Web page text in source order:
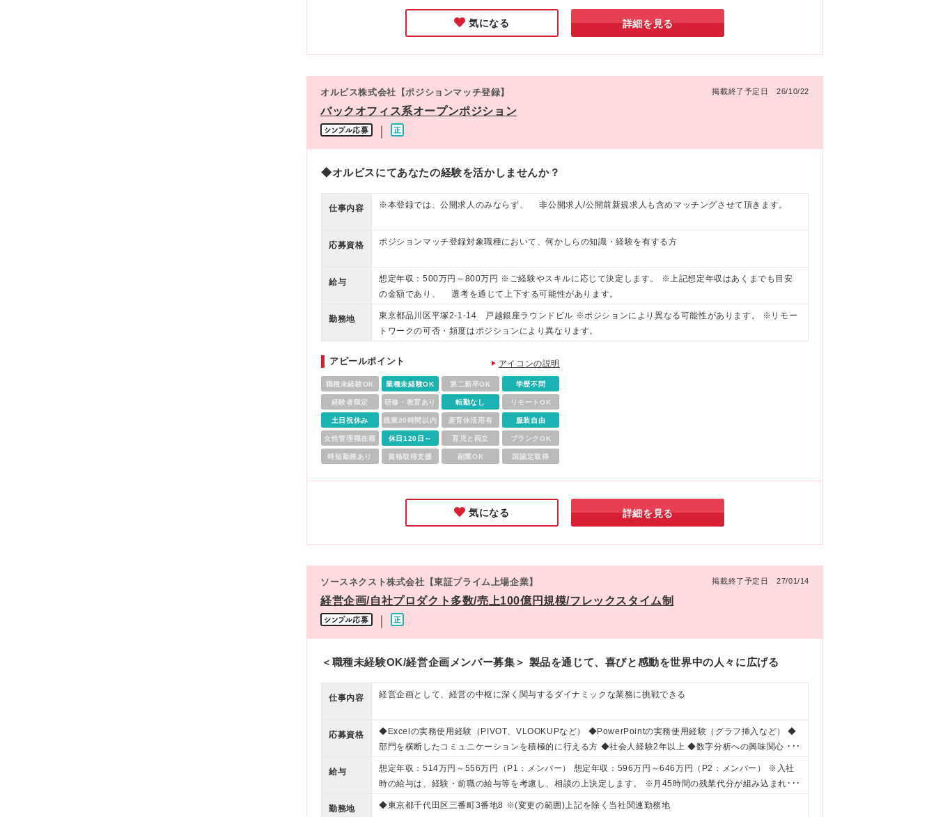
気になる 詳細を見る
オルビス株式会社【ポジションマッチ登録】 掲載終了予定日 26/10/22
バックオフィス系オープンポジション
｜
◆オルビスにてあなたの経験を活かしませんか？
仕事内容 ※本登録では、公開求人のみならず、 非公開求人/公開前新規求人も含めマッチングさせて頂きます。
応募資格 ポジションマッチ登録対象職種において、何かしらの知識・経験を有する方
給与
想定年収：500万円～800万円 ※ご経験やスキルに応じて決定します。 ※上記想定年収はあくまでも目安
の金額であり、 選考を通じて上下する可能性があります。
勤務地
東京都品川区平塚2-1-14 戸越銀座ラウンドビル ※ポジションにより異なる可能性があります。 ※リモー
トワークの可否・頻度はポジションにより異なります。
アピールポイント アイコンの説明
職種未経験OK 業種未経験OK 第二新卒OK 学歴不問
経験者限定 研修・教育あり 転勤なし リモートOK
土日祝休み 残業20時間以内 産育休活用有 服装自由
女性管理職在籍 休日120日～ 育児と両立 ブランクOK
時短勤務あり 資格取得支援 副業OK 国認定取得
気になる 詳細を見る
ソースネクスト株式会社【東証プライム上場企業】 掲載終了予定日 27/01/14
経営企画/自社プロダクト多数/売上100億円規模/フレックスタイム制
｜
＜職種未経験OK/経営企画メンバー募集＞ 製品を通じて、喜びと感動を世界中の人々に広げる
仕事内容 経営企画として、経営の中枢に深く関与するダイナミックな業務に挑戦できる
応募資格
◆Excelの実務使用経験（PIVOT、VLOOKUPなど） ◆PowerPointの実務使用経験（グラフ挿入など） ◆
部門を横断したコミュニケーションを積極的に行える方 ◆社会人経験2年以上 ◆数字分析への興味関心 ★
思考力をお持ちの方 ・成長意欲が高く、継続的にスキルを磨き成長していきたい方 ・事業志向があり、事
業成長に貢献したいという思いがある方
給与
想定年収：514万円～556万円（P1：メンバー） 想定年収：596万円～646万円（P2：メンバー） ※入社
時の給与は、経験・前職の給与等を考慮し、相談の上決定します。 ※月45時間の残業代分が組み込まれて
勤務地 ◆東京都千代田区三番町3番地8 ※(変更の範囲)上記を除く当社関連勤務地